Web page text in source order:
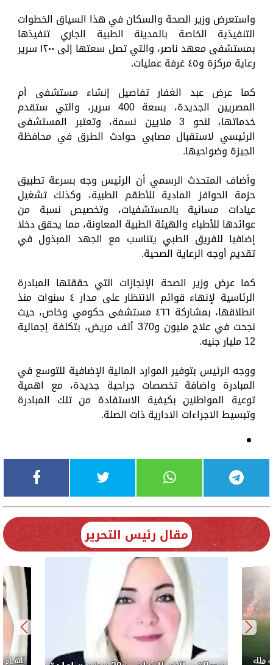
واستعرض وزير الصحة والسكان في هذا السياق الخطوات
التنفيذية الخاصة بالمدينة الطبية الجاري تنفيذها
بمستشفى معهد ناصر، والتي تصل سعتها إلى ١٢٠٠ سرير
رعاية مركزة و٤٥ غرفة عمليات.
كما عرض عبد الغفار تفاصيل إنشاء مستشفى أم
المصريين الجديدة، بسعة 400 سرير، والتي ستقدم
خدماتها، لنحو 3 ملايين نسمة، وتعتبر المستشفى
الرئيسي لاستقبال مصابي حوادث الطرق في محافظة
الجيزة وضواحيها.
وأضاف المتحدث الرسمي أن الرئيس وجه بسرعة تطبيق
حزمة الحوافز المادية للأطقم الطبية، وكذلك تشغيل
عيادات مسائية بالمستشفيات، وتخصيص نسبة من
عوائدها للأطباء والهيئة الطبية المعاونة، مما يحقق دخلا
إضافيا للفريق الطبي يتناسب مع الجهد المبذول في
تقديم أوجه الرعاية الصحية.
كما عرض وزير الصحة الإنجازات التي حققتها المبادرة
الرئاسية لإنهاء قوائم الانتظار على مدار ٤ سنوات منذ
انطلاقها، بمشاركة ٤٦٦ مستشفى حكومي وخاص، حيث
نجحت في علاج مليون و370 ألف مريض، بتكلفة إجمالية
12 مليار جنيه.
ووجه الرئيس بتوفير الموارد المالية الإضافية للتوسع في
المبادرة واضافة تخصصات جراحية جديدة، مع اهمية
توعية المواطنين بكيفية الاستفادة من تلك المبادرة
وتبسيط الاجراءات الادارية ذات الصلة.
مقال رئيس التحرير